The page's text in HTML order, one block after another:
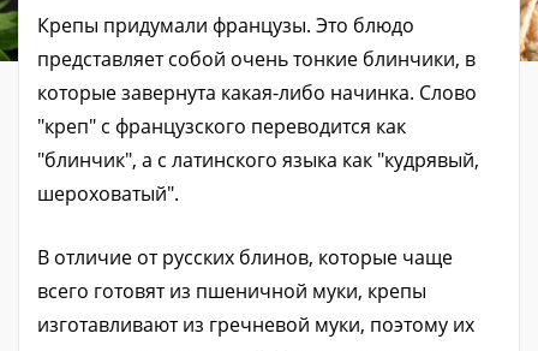
Крепы придумали французы. Это блюдо
представляет собой очень тонкие блинчики, в
которые завернута какая-либо начинка. Слово
"креп" с французского переводится как
"блинчик", а с латинского языка как "кудрявый,
шероховатый".
В отличие от русских блинов, которые чаще
всего готовят из пшеничной муки, крепы
изготавливают из гречневой муки, поэтому их